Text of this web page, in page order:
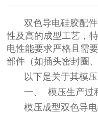
双色导电硅胶配
性及高的成型工艺，
电性能要求严格且需
部件（如插头密封圈
以下是关于其模
一、 模压生产过
模压成型双色导